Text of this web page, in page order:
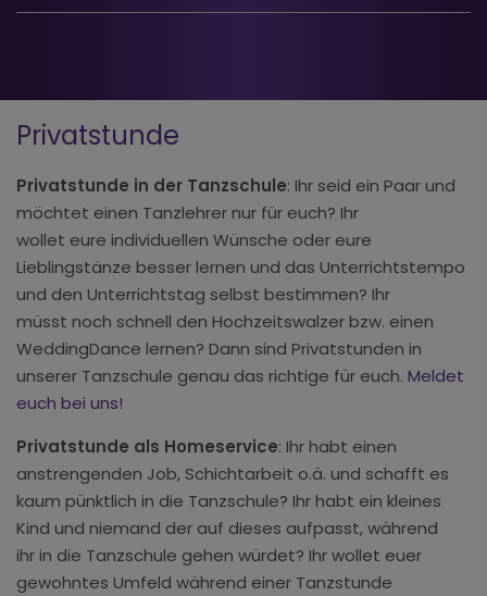
Privatstunde
Privatstunde in der Tanzschule: Ihr seid ein Paar und
möchtet einen Tanzlehrer nur für euch? Ihr
wollet eure individuellen Wünsche oder eure
Lieblingstänze besser lernen und das Unterrichtstempo
und den Unterrichtstag selbst bestimmen? Ihr
müsst noch schnell den Hochzeitswalzer bzw. einen
WeddingDance lernen? Dann sind Privatstunden in
unserer Tanzschule genau das richtige für euch. Meldet
euch bei uns!
Privatstunde als Homeservice: Ihr habt einen
anstrengenden Job, Schichtarbeit o.ä. und schafft es
kaum pünktlich in die Tanzschule? Ihr habt ein kleines
Kind und niemand der auf dieses aufpasst, während
ihr in die Tanzschule gehen würdet? Ihr wollet euer
gewohntes Umfeld während einer Tanzstunde